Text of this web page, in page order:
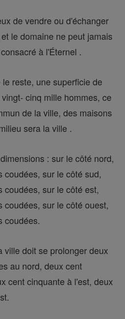
de vendre ou d'échanger
le domaine ne peut jamais
à l'Éternel .
reste, une superficie de
cinq mille hommes, ce
de la ville, des maisons
sera la ville .
: sur le côté nord,
coudées, sur le côté sud,
coudées, sur le côté est,
coudées, sur le côté ouest,
coudées.
ville doit se prolonger deux
au nord, deux cent
cent cinquante à l'est, deux